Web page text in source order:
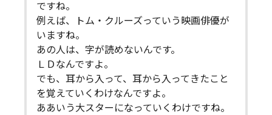
ですね。
例えば、トム・クルーズっていう映画俳優が
いますね。
あの人は、字が読めないんです。
ＬＤなんですよ。
でも、耳から入って、耳から入ってきたこと
を覚えていくわけなんですよ。
ああいう大スターになっていくわけですね。